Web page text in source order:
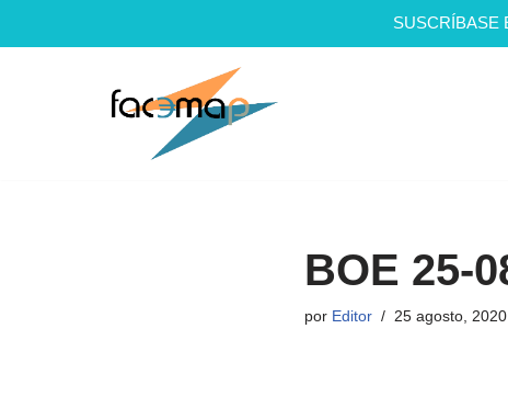
SUSCRÍBASE
BOE 25-
por Editor 25 agosto, 2020